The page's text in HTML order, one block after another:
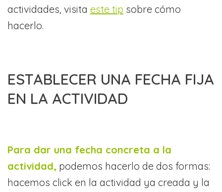
actividades, visita este tip sobre cómo
hacerlo.
ESTABLECER UNA FECHA FIJA
EN LA ACTIVIDAD
Para dar una fecha concreta a la
actividad, podemos hacerlo de dos formas:
hacemos click en la actividad ya creada y la